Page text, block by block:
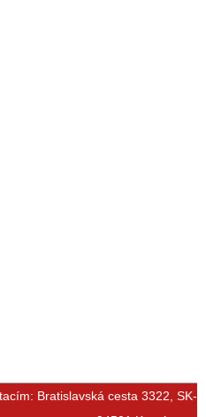
Bratislavská cesta 3322, SK-